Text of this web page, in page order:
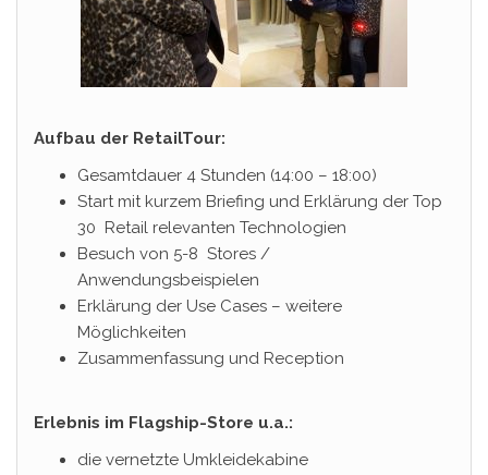
Aufbau der RetailTour:
Gesamtdauer 4 Stunden (14:00 – 18:00)
Start mit kurzem Briefing und Erklärung der Top
30 Retail relevanten Technologien
Besuch von 5-8 Stores /
Anwendungsbeispielen
Erklärung der Use Cases – weitere
Möglichkeiten
Zusammenfassung und Reception
Erlebnis im Flagship-Store u.a.:
die vernetzte Umkleidekabine